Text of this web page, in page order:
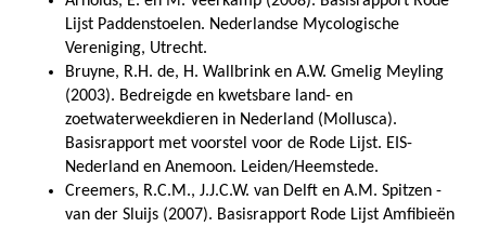
Lijst Paddenstoelen. Nederlandse Mycologische
Vereniging, Utrecht.
Bruyne, R.H. de, H. Wallbrink en A.W. Gmelig Meyling
(2003). Bedreigde en kwetsbare land- en
zoetwaterweekdieren in Nederland (Mollusca).
Basisrapport met voorstel voor de Rode Lijst. EIS-
Nederland en Anemoon. Leiden/Heemstede.
Creemers, R.C.M., J.J.C.W. van Delft en A.M. Spitzen -
van der Sluijs (2007). Basisrapport Rode Lijst Amfibieën